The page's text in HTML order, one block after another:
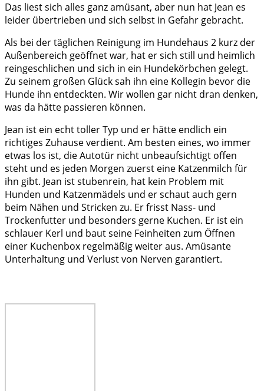
Das liest sich alles ganz amüsant, aber nun hat Jean es
leider übertrieben und sich selbst in Gefahr gebracht.
Als bei der täglichen Reinigung im Hundehaus 2 kurz der
Außenbereich geöffnet war, hat er sich still und heimlich
reingeschlichen und sich in ein Hundekörbchen gelegt.
Zu seinem großen Glück sah ihn eine Kollegin bevor die
Hunde ihn entdeckten. Wir wollen gar nicht dran denken,
was da hätte passieren können.
Jean ist ein echt toller Typ und er hätte endlich ein
richtiges Zuhause verdient. Am besten eines, wo immer
etwas los ist, die Autotür nicht unbeaufsichtigt offen
steht und es jeden Morgen zuerst eine Katzenmilch für
ihn gibt. Jean ist stubenrein, hat kein Problem mit
Hunden und Katzenmädels und er schaut auch gern
beim Nähen und Stricken zu. Er frisst Nass- und
Trockenfutter und besonders gerne Kuchen. Er ist ein
schlauer Kerl und baut seine Feinheiten zum Öffnen
einer Kuchenbox regelmäßig weiter aus. Amüsante
Unterhaltung und Verlust von Nerven garantiert.